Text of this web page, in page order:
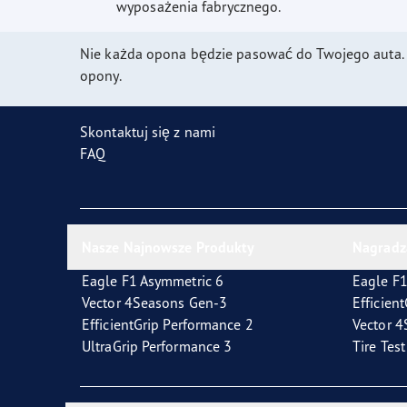
Jak dbać o opony
Technologia SoundComfortwyposażenia fabrycznego.
Nie każda opona będzie pasować do Twojego
opony.
Skontaktuj się z nami
FAQ
Eagle F1 Asymmetric 6
Vector 4Seasons Gen-3
EfficientGrip Performance 2
UltraGrip Performance 3
Eagle
Vector
Tire